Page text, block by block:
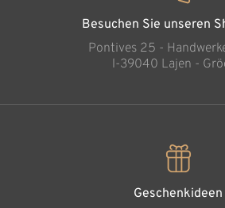
Besuchen Sie unseren
Pontives 25 -
l-39040 Lajen -
Geschenkideen